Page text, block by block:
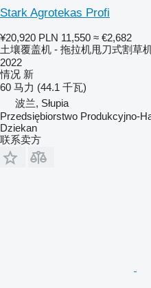
Stark Agrotekas Profi
¥20,920 PLN 11,550 ≈ €2,682
土壤覆盖机 - 拖拉机甩刀式割草
2022
情况 新
60 马力 (44.1 千瓦)
波兰, Słupia
Przedsiębiorstwo Produkcyjno-
Dziekan
联系卖方